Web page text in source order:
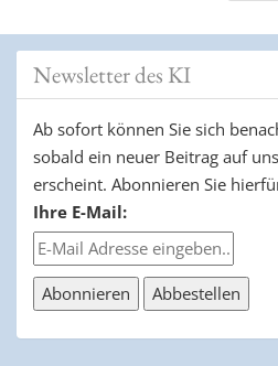
Newsletter des KI
Ab sofort können Sie sich
sobald ein neuer Beitrag auf
erscheint. Abonnieren Sie
Ihre E-Mail: